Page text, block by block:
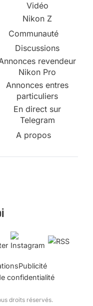
Vidéo
Nikon Z
Communauté
Discussions
revendeur
Nikon Pro
Annonces entres
particuliers
En direct sur
Telegram
A propos
Publicité
confidentialité
droits réservés.